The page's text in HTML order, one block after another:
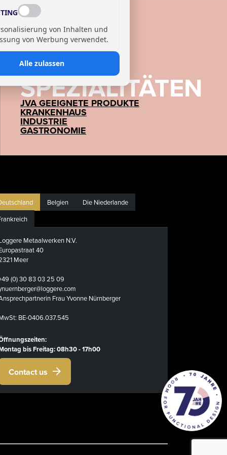
SPEZIALITÄTEN
JVA GEEIGNETE PRODUKTE
KRANKENHAUS
INDUSTRIE
GASTRONOMIE
Belgien
Die Niederlande
Metaalwerken N.V.
40
Meer
(0) 30 83 03 25 09
Frau Yvonne Nürnberger
BE-0406.037.545
bis Freitag: 08h30 - 17h00
Contact us
von Inhalten und
von Werbung verwendet.
Alle zulassen